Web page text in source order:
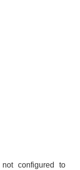
configured to